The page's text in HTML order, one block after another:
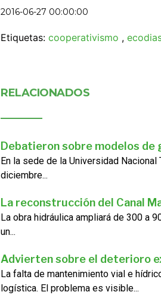
2016-06-27 00:00:00
Etiquetas: cooperativismo ,
RELACIONADOS
Debatieron sobre modelos
En la sede de la Universidad
diciembre...
La reconstrucción del Canal
La obra hidráulica ampliará de 300 a
un...
Advierten sobre el deterioro
La falta de mantenimiento vial e
logística. El problema es visible...